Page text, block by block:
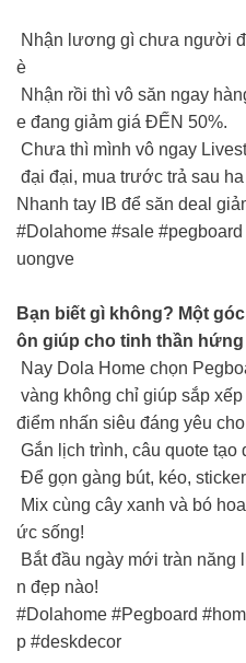
Nhận lương gì chưa người
è
Nhận rồi thì vô săn ngay
e đang giảm giá ĐẾN 50%.
Chưa thì mình vô ngay
đại đại, mua trước trả sau ha
Nhanh tay IB để săn deal
#Dolahome #sale
uongve
Bạn biết gì không? Một
ôn giúp cho tinh thần
Nay Dola Home chọn
vàng không chỉ giúp sắp
điểm nhấn siêu đáng yêu
Gắn lịch trình, câu quote tạo
Để gọn gàng bút, kéo,
Mix cùng cây xanh và bó
ức sống!
Bắt đầu ngày mới tràn
n đẹp nào!
#Dolahome #Pegboard
p #deskdecor